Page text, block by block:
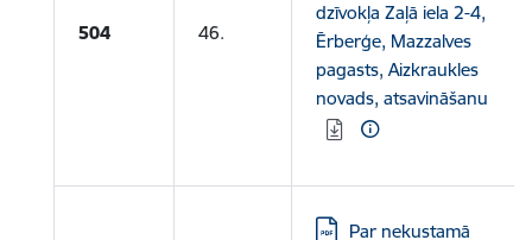
504 46.
dzīvokļa Zaļā iela 2-4,
Ērberģe, Mazzalves
pagasts, Aizkraukles
novads, atsavināšanu
Lejupielādēt:
Par nekustamā